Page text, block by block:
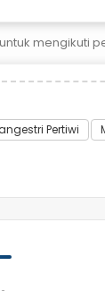
mengikuti
Pertiwi